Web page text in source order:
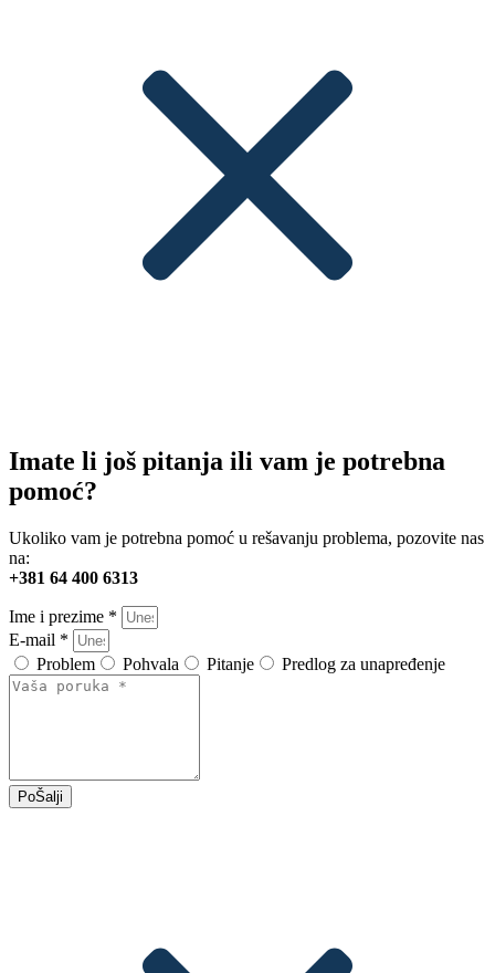
Imate li još pitanja ili vam je potrebna
pomoć?
Ukoliko vam je potrebna pomoć u rešavanju problema, pozovite nas
na:
+381 64 400 6313
Ime i prezime *
E-mail *
Problem
Pohvala Pitanje Predlog za unapređenje
PoŠalji